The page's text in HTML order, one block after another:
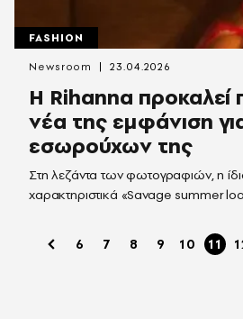
FASHION
H Rihanna προκαλεί
νέα της εμφάνιση
εσωρούχων της
Στη λεζάντα των φωτογραφιών, η
χαρακτηριστικά «Savage summer
Newsroom 23.04.2026
6 7 8 9 10 11